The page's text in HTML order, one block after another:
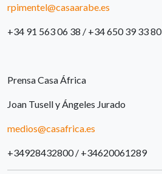
rpimentel@casaarabe.es
+34 91 563 06 38 / +34 650 39 33 80
Prensa Casa África
Joan Tusell y Ángeles Jurado
medios@casafrica.es
+34928432800 / +34620061289